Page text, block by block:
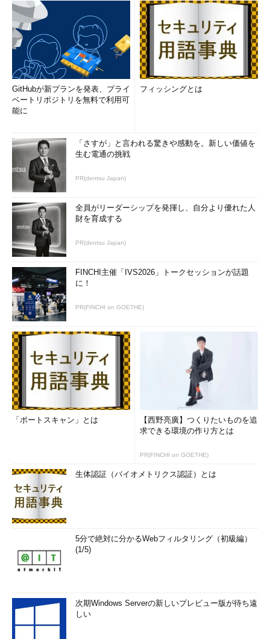
GitHubが新プランを発表、プライ
ベートリポジトリを無料で利用可
能に
フィッシングとは
「さすが」と言われる驚きや感動を。新しい価値を
生む電通の挑戦
PR(dentsu Japan)
全員がリーダーシップを発揮し、自分より優れた人
財を育成する
PR(dentsu Japan)
FINCHI主催「IVS2026」トークセッションが話題
に！
PR(FINCHI on GOETHE)
「ポートスキャン」とは
【西野亮廣】つくりたいものを追
求できる環境の作り方とは
PR(FINCHI on GOETHE)
生体認証（バイオメトリクス認証）とは
5分で絶対に分かるWebフィルタリング（初級編）
(1/5)
次期Windows Serverの新しいプレビュー版が待ち遠
しい